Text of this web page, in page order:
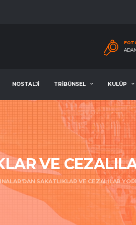
NOSTALJİ TRİBÜNSEL KULÜP
VE
SAKATLIKLAR VE CEZALILAR